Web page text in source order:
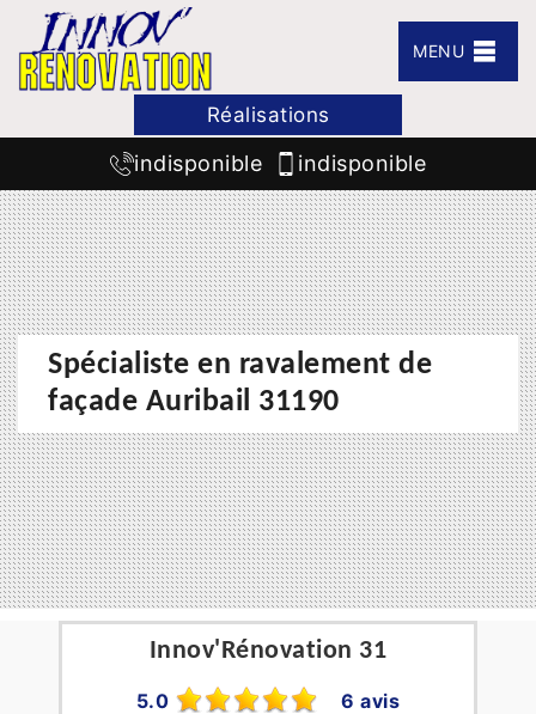
MENU
Réalisations
indisponible indisponible
Spécialiste en ravalement de
façade Auribail 31190
Innov'Rénovation 31
5.0
6 avis